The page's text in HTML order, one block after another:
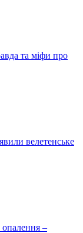
та міфи про
велетенське
опалення –